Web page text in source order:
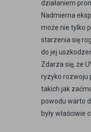
działaniem
Nadmierna
może nie tylko
starzenia się
do jej
Zdarza się, że
ryzyko rozwoju
takich jak
powodu warto
były właściwie